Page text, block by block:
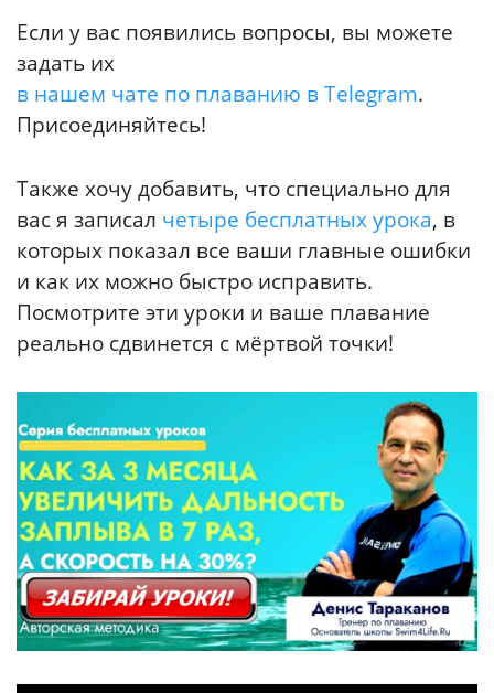
Если у вас появились вопросы, вы можете
задать их
в нашем чате по плаванию в Telegram.
Присоединяйтесь!
Также хочу добавить, что специально для
вас я записал четыре бесплатных урока, в
которых показал все ваши главные ошибки
и как их можно быстро исправить.
Посмотрите эти уроки и ваше плавание
реально сдвинется с мёртвой точки!